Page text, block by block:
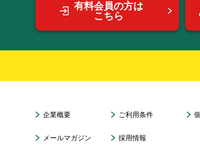
有料会員の方は
こちら
企業概要 ご利用条件
メールマガジン 採用情報